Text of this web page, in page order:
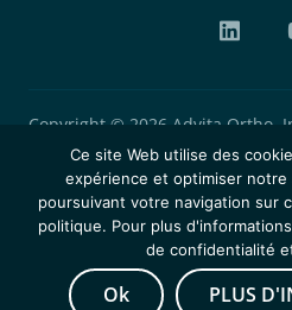
Copyright © 2026 Advita Ortho,
rights reserved. Dernière mise
01.12.2025 Advita Ortho
commercialise des dispositifs
classes I, IIa et III dédiés à la
orthopédique. Ce site est
professionnels de santé.
Ce site Web utilise des
expérience et optimiser
poursuivant votre navigation sur
politique. Pour plus
de confidentialité
Ok PLUS